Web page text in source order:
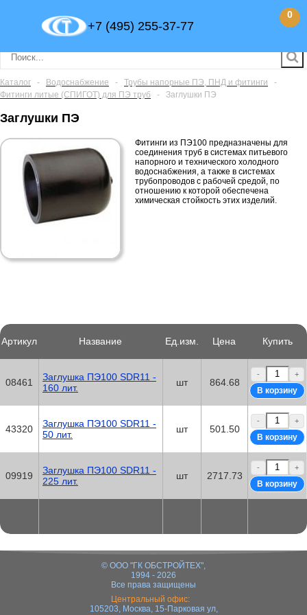
+7 (495) 255-37-77
0
Каталог - Водоснабжение - Трубы напорные ПЭ, ПНД и фитинги
-
Фитинги литые (СПИГОТ) для ПЭ труб
- Заглушки ПЭ
Заглушки ПЭ
Фитинги из ПЭ100 предназначены для
соединения труб в системах питьевого
напорного и технического холодного
водоснабжения, а также в системах
трубопроводов с рабочей средой, по
отношению к которой обеспечена
химическая стойкость этих изделий.
Артикул Название Ед.изм. Цена Купить
08461
Заглушка ПЭ100 SDR11 -
160 лит.
шт 864.68
- +
43320
Заглушка ПЭ100 SDR11 -
50 лит.
шт 501.50
- +
09919
Заглушка ПЭ100 SDR11 -
225 лит.
шт 2717.73
- +
© ООО "ГК ОБСТРОЙТЕХ",
1994 - 2026
Все права защищены
Центральный офис:
105203, Москва, 15-Парковая ул,